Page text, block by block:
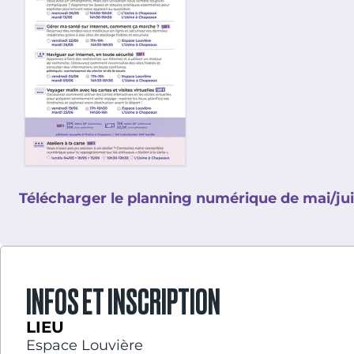
Télécharger le planning numérique de mai/
INFOS ET INSCRIPTION
LIEU
Espace Louvière